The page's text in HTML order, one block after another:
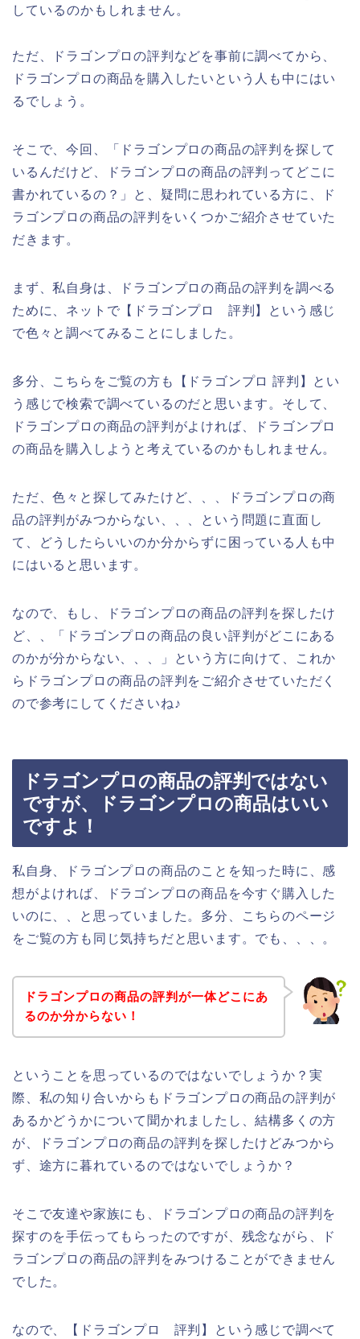
しているのかもしれません。
ただ、ドラゴンプロの評判などを事前に調べてから、
ドラゴンプロの商品を購入したいという人も中にはい
るでしょう。
そこで、今回、「ドラゴンプロの商品の評判を探して
いるんだけど、ドラゴンプロの商品の評判ってどこに
書かれているの？」と、疑問に思われている方に、ド
ラゴンプロの商品の評判をいくつかご紹介させていた
だきます。
まず、私自身は、ドラゴンプロの商品の評判を調べる
ために、ネットで【ドラゴンプロ 評判】という感じ
で色々と調べてみることにしました。
多分、こちらをご覧の方も【ドラゴンプロ 評判】とい
う感じで検索で調べているのだと思います。そして、
ドラゴンプロの商品の評判がよければ、ドラゴンプロ
の商品を購入しようと考えているのかもしれません。
ただ、色々と探してみたけど、、、ドラゴンプロの商
品の評判がみつからない、、、という問題に直面し
て、どうしたらいいのか分からずに困っている人も中
にはいると思います。
なので、もし、ドラゴンプロの商品の評判を探したけ
ど、、「ドラゴンプロの商品の良い評判がどこにある
のかが分からない、、、」という方に向けて、これか
らドラゴンプロの商品の評判をご紹介させていただく
ので参考にしてくださいね♪
ドラゴンプロの商品の評判ではない
ですが、ドラゴンプロの商品はいい
ですよ！
私自身、ドラゴンプロの商品のことを知った時に、感
想がよければ、ドラゴンプロの商品を今すぐ購入した
いのに、、と思っていました。多分、こちらのページ
をご覧の方も同じ気持ちだと思います。でも、、、。
ドラゴンプロの商品の評判が一体どこにあ
るのか分からない！
ということを思っているのではないでしょうか？実
際、私の知り合いからもドラゴンプロの商品の評判が
あるかどうかについて聞かれましたし、結構多くの方
が、ドラゴンプロの商品の評判を探したけどみつから
ず、途方に暮れているのではないでしょうか？
そこで友達や家族にも、ドラゴンプロの商品の評判を
探すのを手伝ってもらったのですが、残念ながら、ド
ラゴンプロの商品の評判をみつけることができません
でした。
なので、【ドラゴンプロ 評判】という感じで調べて